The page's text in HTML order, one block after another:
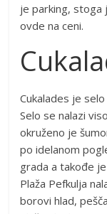
je parking, stoga
ovde na ceni.
Cukalades je
Selo se nalazi
okruženo je
po idelanom
grada a takođe
Plaža Pefkulja
borovi hlad,